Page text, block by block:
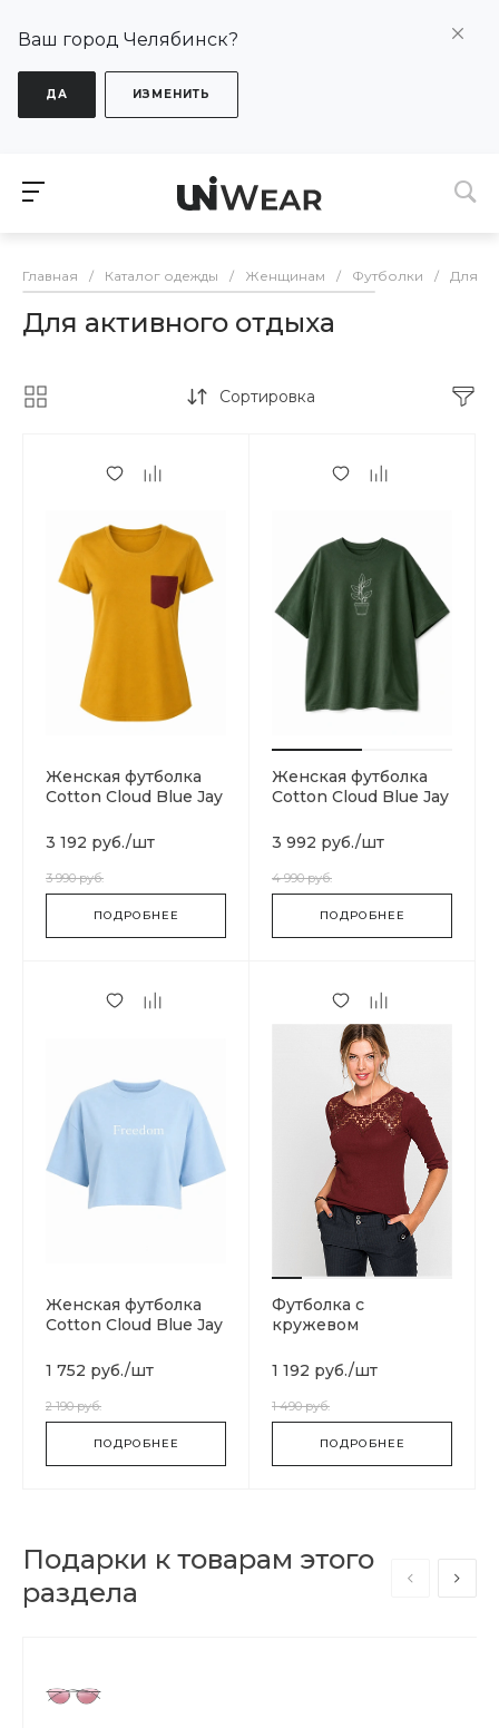
Ваш город Челябинск?
ДА ИЗМЕНИТЬ
Главная / Каталог одежды / Женщинам / Футболки / Для
Для активного отдыха
Сортировка
Женская футболка
Cotton Cloud Blue Jay
MULTI
3 192 руб./шт
3 990 руб.
ПОДРОБНЕЕ
Женская футболка
Cotton Cloud Blue Jay
DW0DW06931696
3 992 руб./шт
4 990 руб.
ПОДРОБНЕЕ
Женская футболка
Cotton Cloud Blue Jay
BLUE
1 752 руб./шт
2 190 руб.
ПОДРОБНЕЕ
Футболка с
кружевом
1 192 руб./шт
1 490 руб.
ПОДРОБНЕЕ
Подарки к товарам этого
раздела